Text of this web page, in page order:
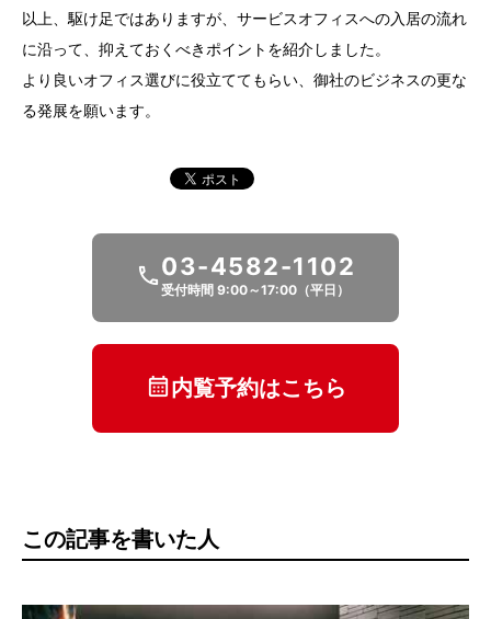
以上、駆け足ではありますが、サービスオフィスへの入居の流れ
に沿って、抑えておくべきポイントを紹介しました。
より良いオフィス選びに役立ててもらい、御社のビジネスの更な
る発展を願います。
03-4582-1102
受付時間 9:00～17:00（平日）
内覧予約はこちら
この記事を書いた人